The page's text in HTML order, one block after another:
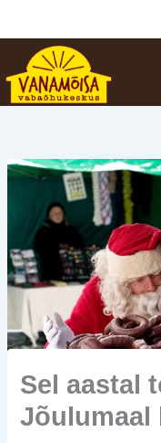
content
Sel aastal
Jõulumaal